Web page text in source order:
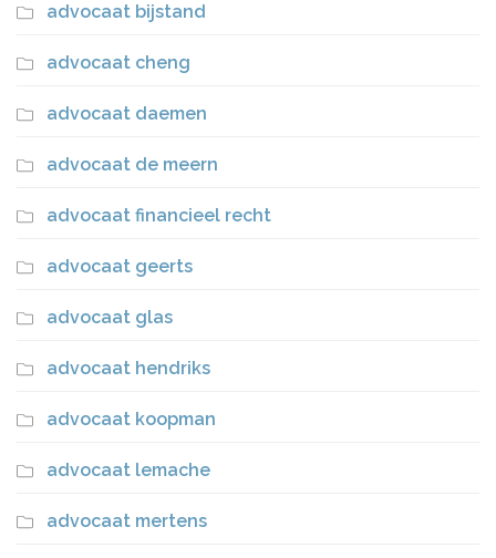
advocaat bijstand
advocaat cheng
advocaat daemen
advocaat de meern
advocaat financieel recht
advocaat geerts
advocaat glas
advocaat hendriks
advocaat koopman
advocaat lemache
advocaat mertens